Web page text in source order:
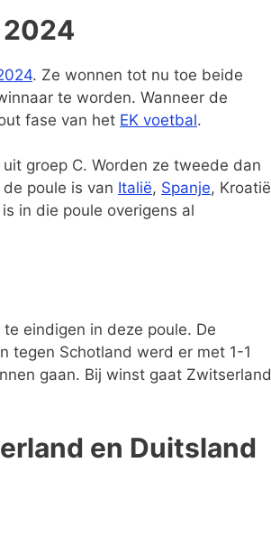
2024
. Ze wonnen tot nu toe beide
te worden. Wanneer de
fase van het EK voetbal.
groep C. Worden ze tweede dan
poule is van Italië, Spanje, Kroatië
in die poule overigens al
eindigen in deze poule. De
tegen Schotland werd er met 1-1
gaan. Bij winst gaat Zwitserland
en Duitsland